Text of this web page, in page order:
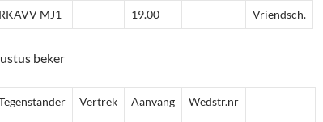
RKAVV MJ1 19.00 Vriendsch.
beker
Vertrek Aanvang Wedstr.nr